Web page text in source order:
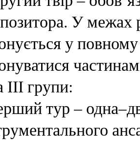
У межах
у
ІІІ групи:
тур –